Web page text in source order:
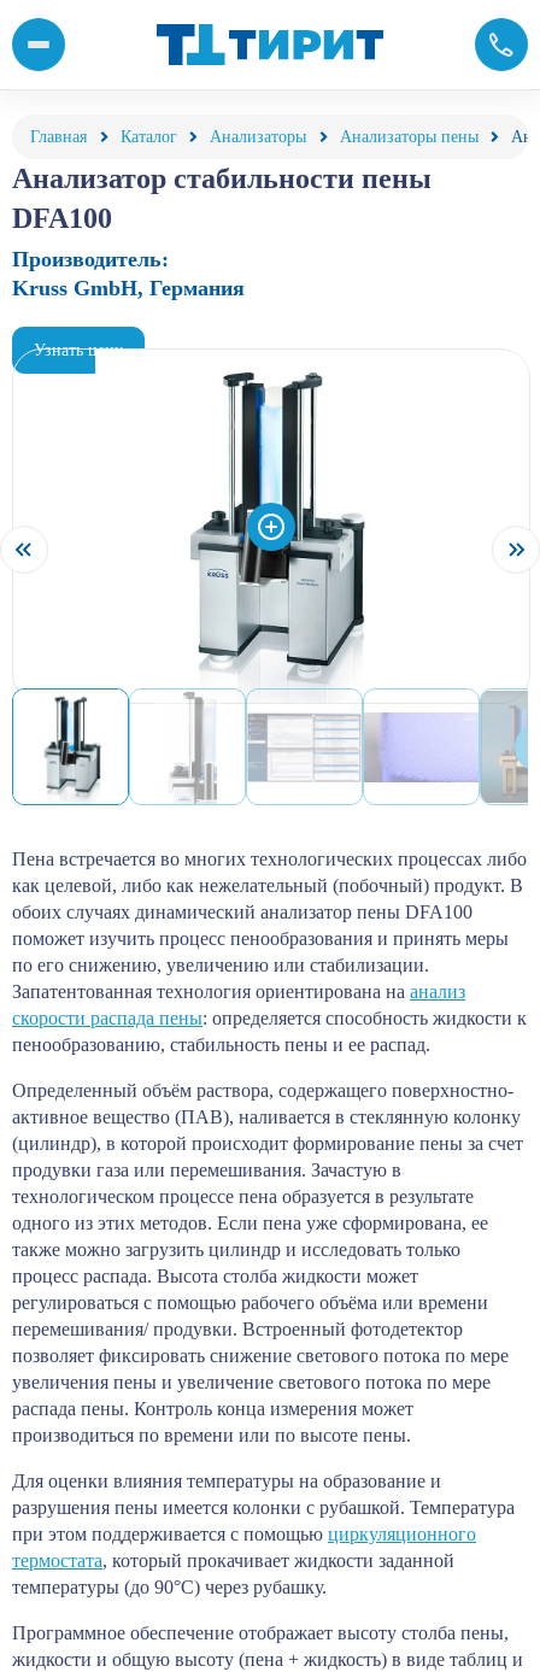
Главная Каталог Анализаторы Анализаторы пены
Анализатор стабильности пены
DFA100
Производитель:
Kruss GmbH, Германия
Узнать цену
Пена встречается во многих технологических процессах либо
как целевой, либо как нежелательный (побочный) продукт. В
обоих случаях динамический анализатор пены DFA100
поможет изучить процесс пенообразования и принять меры
по его снижению, увеличению или стабилизации.
Запатентованная технология ориентирована на анализ
скорости распада пены: определяется способность жидкости к
пенообразованию, стабильность пены и ее распад.
Определенный объём раствора, содержащего поверхностно-
активное вещество (ПАВ), наливается в стеклянную колонку
(цилиндр), в которой происходит формирование пены за счет
продувки газа или перемешивания. Зачастую в
технологическом процессе пена образуется в результате
одного из этих методов. Если пена уже сформирована, ее
также можно загрузить цилиндр и исследовать только
процесс распада. Высота столба жидкости может
регулироваться с помощью рабочего объёма или времени
перемешивания/ продувки. Встроенный фотодетектор
позволяет фиксировать снижение светового потока по мере
увеличения пены и увеличение светового потока по мере
распада пены. Контроль конца измерения может
производиться по времени или по высоте пены.
Для оценки влияния температуры на образование и
разрушения пены имеется колонки с рубашкой. Температура
при этом поддерживается с помощью циркуляционного
термостата, который прокачивает жидкости заданной
температуры (до 90°С) через рубашку.
Программное обеспечение отображает высоту столба пены,
жидкости и общую высоту (пена + жидкость) в виде таблиц и